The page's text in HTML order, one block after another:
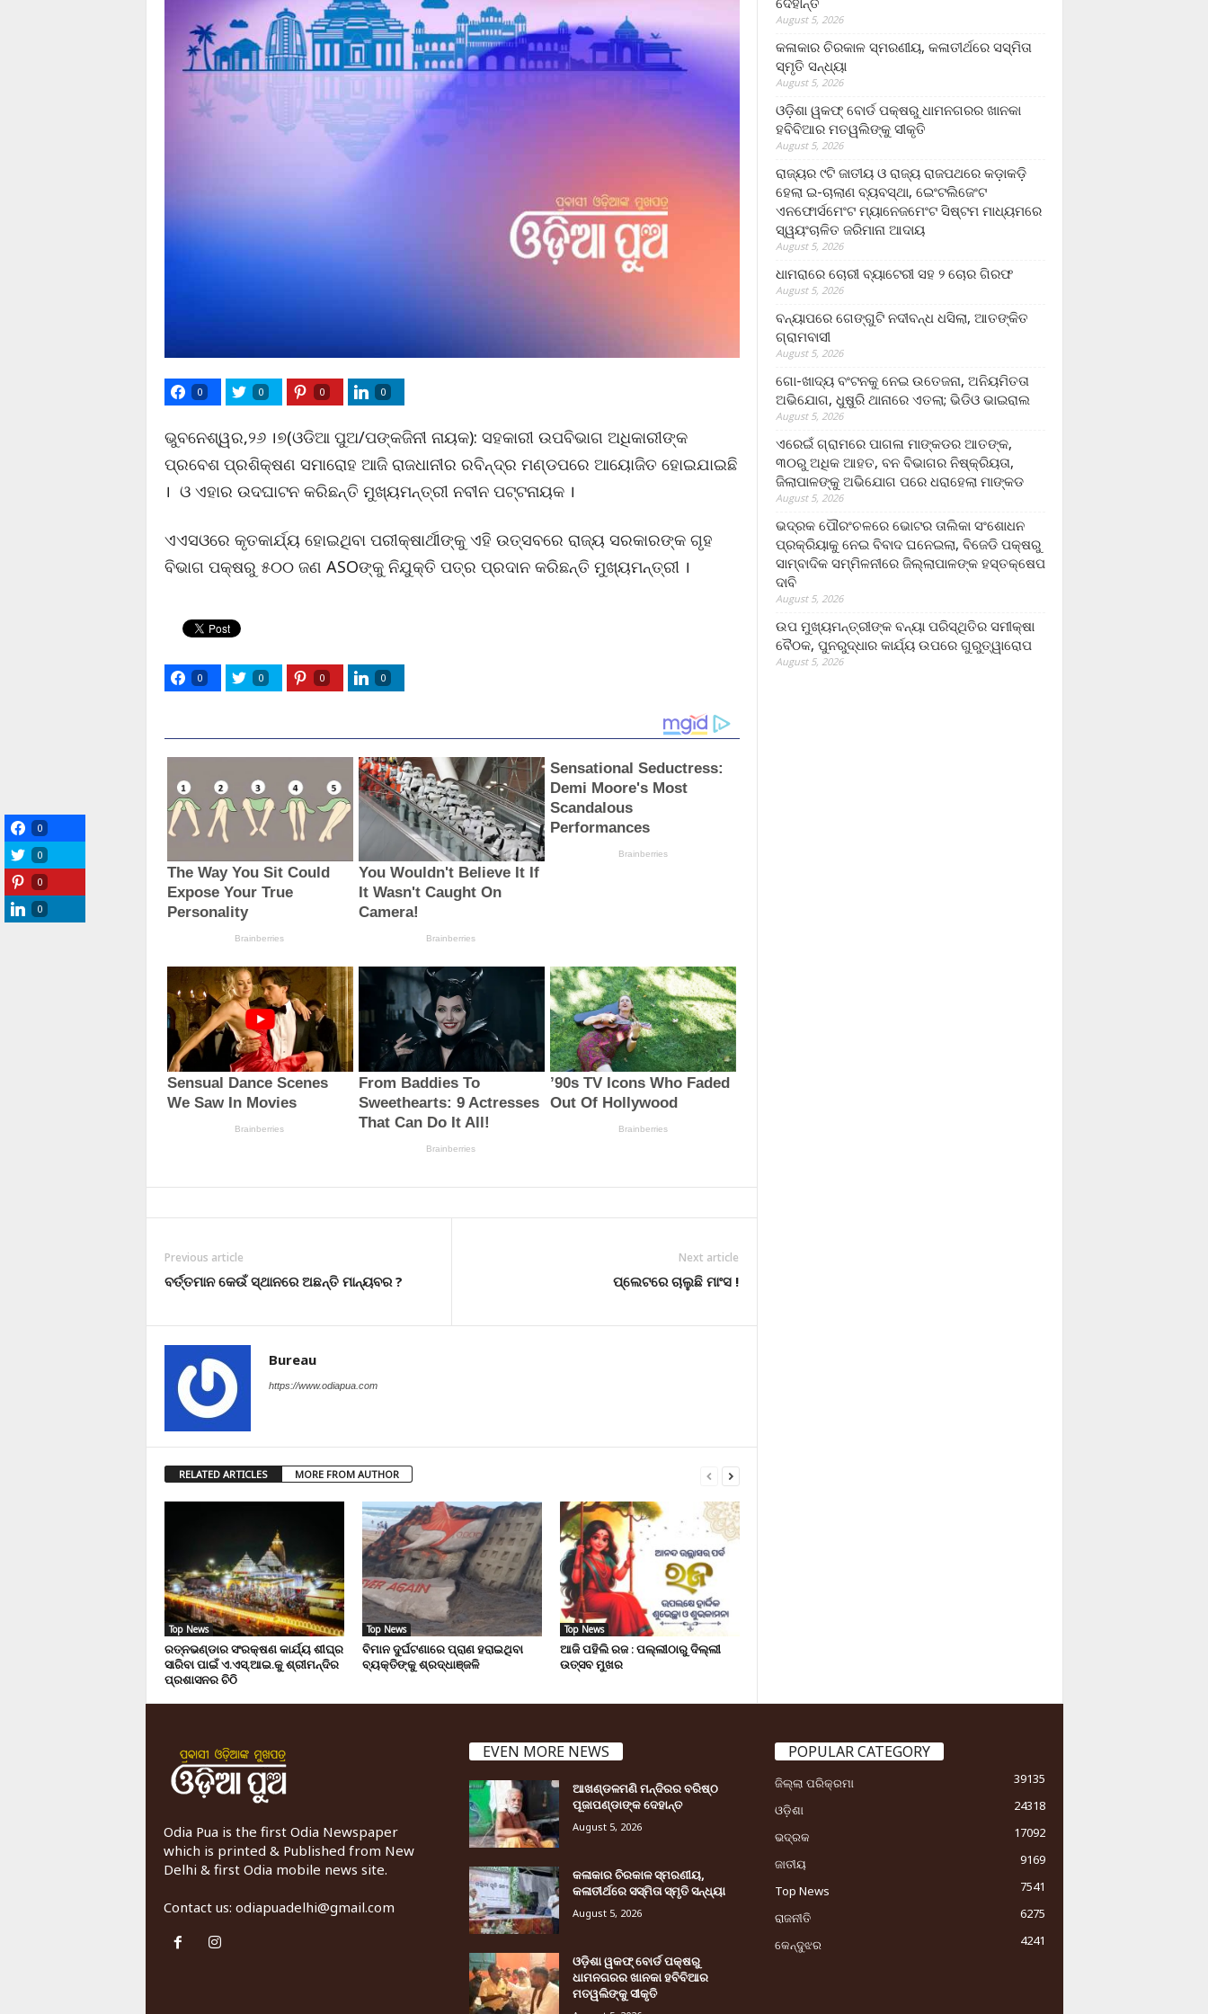
0 0 0 0
ଭୁବନେଶ୍ୱର,୨୬ ।୭(ଓଡିଆ ପୁଅ/ପଙ୍କଜିନୀ ନାୟକ): ସହକାରୀ ଉପବିଭାଗ ଅଧିକାରୀଙ୍କ
ପ୍ରବେଶ ପ୍ରଶିକ୍ଷଣ ସମାରୋହ ଆଜି ରାଜଧାନୀର ରବିନ୍ଦ୍ର ମଣ୍ଡପରେ ଆୟୋଜିତ ହୋଇଯାଇଛି
। ଓ ଏହାର ଉଦଘାଟନ କରିଛନ୍ତି ମୁଖ୍ୟମନ୍ତ୍ରୀ ନବୀନ ପଟ୍ଟନାୟକ ।
ଏଏସଓରେ କୃତକାର୍ଯ୍ୟ ହୋଇଥିବା ପରୀକ୍ଷାର୍ଥୀଙ୍କୁ ଏହି ଉତ୍ସବରେ ରାଜ୍ୟ ସରକାରଙ୍କ ଗୃହ
ବିଭାଗ ପକ୍ଷରୁ ୫୦୦ ଜଣ ASOଙ୍କୁ ନିଯୁକ୍ତି ପତ୍ର ପ୍ରଦାନ କରିଛନ୍ତି ମୁଖ୍ୟମନ୍ତ୍ରୀ ।
0 0 0 0
Previous article
ବର୍ତ୍ତମାନ କେଉଁ ସ୍ଥାନରେ ଅଛନ୍ତି ମାନ୍ୟବର ?
Next article
ପ୍ଲେଟରେ ଚାଲୁଛି ମାଂସ !
Bureau
https://www.odiapua.com
RELATED ARTICLES MORE FROM AUTHOR
Top News
ରତ୍ନଭଣ୍ଡାର ସଂରକ୍ଷଣ କାର୍ଯ୍ୟ ଶୀଘ୍ର
ସାରିବା ପାଇଁ ଏ.ଏସ୍.ଆଇ.କୁ ଶ୍ରୀମନ୍ଦିର
ପ୍ରଶାସନର ଚିଠି
Top News
ବିମାନ ଦୁର୍ଘଟଣାରେ ପ୍ରାଣ ହରାଇଥିବା
ବ୍ୟକ୍ତିଙ୍କୁ ଶ୍ରଦ୍ଧାଞ୍ଜଳି
Top News
ଆଜି ପହିଲି ରଜ : ପଲ୍ଲୀଠାରୁ ଦିଲ୍ଲୀ
ଉତ୍ସବ ମୁଖର
August 5, 2026
କଳାକାର ଚିରକାଳ ସ୍ମରଣୀୟ, କଳାତୀର୍ଥରେ ସସ୍ମିତା
ସ୍ମୃତି ସନ୍ଧ୍ୟା
August 5, 2026
ଓଡ଼ିଶା ୱକଫ୍ ବୋର୍ଡ ପକ୍ଷରୁ ଧାମନଗରର ଖାନକା
ହବିବିଆର ମତୱଲିଙ୍କୁ ସୀକୃତି
August 5, 2026
ରାଜ୍ୟର ୯ଟି ଜାତୀୟ ଓ ରାଜ୍ୟ ରାଜପଥରେ କଡ଼ାକଡ଼ି
ହେଲା ଇ-ଚାଲାଣ ବ୍ୟବସ୍ଥା, ଇେଂଟଲିଜେଂଟ
ଏନଫୋର୍ସମେଂଟ ମ୍ୟାନେଜମେଂଟ ସିଷ୍ଟମ ମାଧ୍ୟମରେ
ସ୍ୱୟଂଚାଳିତ ଜରିମାନା ଆଦାୟ
August 5, 2026
ଧାମରାରେ ଚୋରୀ ବ୍ୟାଟେରୀ ସହ ୨ ଚୋର ଗିରଫ
August 5, 2026
ବନ୍ୟାପରେ ଗେଙ୍ଗୁଟି ନଦୀବନ୍ଧ ଧସିଲା, ଆତଙ୍କିତ
ଗ୍ରାମବାସୀ
August 5, 2026
ଗୋ-ଖାଦ୍ୟ ବଂଟନକୁ ନେଇ ଉତେଜନା, ଅନିୟମିତତା
ଅଭିଯୋଗ, ଧୁଷୁରି ଥାନାରେ ଏତଲା; ଭିଡିଓ ଭାଇରାଲ
August 5, 2026
ଏରେଇଁ ଗ୍ରାମରେ ପାଗଳା ମାଙ୍କଡର ଆତଙ୍କ,
୩୦ରୁ ଅଧିକ ଆହତ, ବନ ବିଭାଗର ନିଷ୍କ୍ରିୟତା,
ଜିଲାପାଳଙ୍କୁ ଅଭିଯୋଗ ପରେ ଧରାହେଲା ମାଙ୍କଡ
August 5, 2026
ଭଦ୍ରକ ପୌରଂଚଳରେ ଭୋଟର ତାଲିକା ସଂଶୋଧନ
ପ୍ରକ୍ରିୟାକୁ ନେଇ ବିବାଦ ଘନେଇଲା, ବିଜେଡି ପକ୍ଷରୁ
ସାମ୍ବାଦିକ ସମ୍ମିଳନୀରେ ଜିଲ୍ଲାପାଳଙ୍କ ହସ୍ତକ୍ଷେପ
ଦାବି
August 5, 2026
ଉପ ମୁଖ୍ୟମନ୍ତ୍ରୀଙ୍କ ବନ୍ୟା ପରିସ୍ଥିତିର ସମୀକ୍ଷା
ବୈଠକ, ପୁନରୁଦ୍ଧାର କାର୍ଯ୍ୟ ଉପରେ ଗୁରୁତ୍ୱାରୋପ
August 5, 2026
Odia Pua is the first Odia Newspaper
which is printed & Published from New
Delhi & first Odia mobile news site.
Contact us: odiapuadelhi@gmail.com
EVEN MORE NEWS
ଆଖଣ୍ଡଳମଣି ମନ୍ଦିରର ବରିଷ୍ଠ
ପୂଜାପଣ୍ଡାଙ୍କ ଦେହାନ୍ତ
August 5, 2026
କଳାକାର ଚିରକାଳ ସ୍ମରଣୀୟ,
କଳାତୀର୍ଥରେ ସସ୍ମିତା ସ୍ମୃତି ସନ୍ଧ୍ୟା
August 5, 2026
ଓଡ଼ିଶା ୱକଫ୍ ବୋର୍ଡ ପକ୍ଷରୁ
ଧାମନଗରର ଖାନକା ହବିବିଆର
ମତୱଲିଙ୍କୁ ସୀକୃତି
POPULAR CATEGORY
ଜିଲ୍ଲା ପରିକ୍ରମା
39135
ଓଡ଼ିଶା
24318
ଭଦ୍ରକ
17092
ଜାତୀୟ
9169
Top News
7541
ରାଜନୀତି
6275
କେନ୍ଦୁଝର
4241
0
0
0
0